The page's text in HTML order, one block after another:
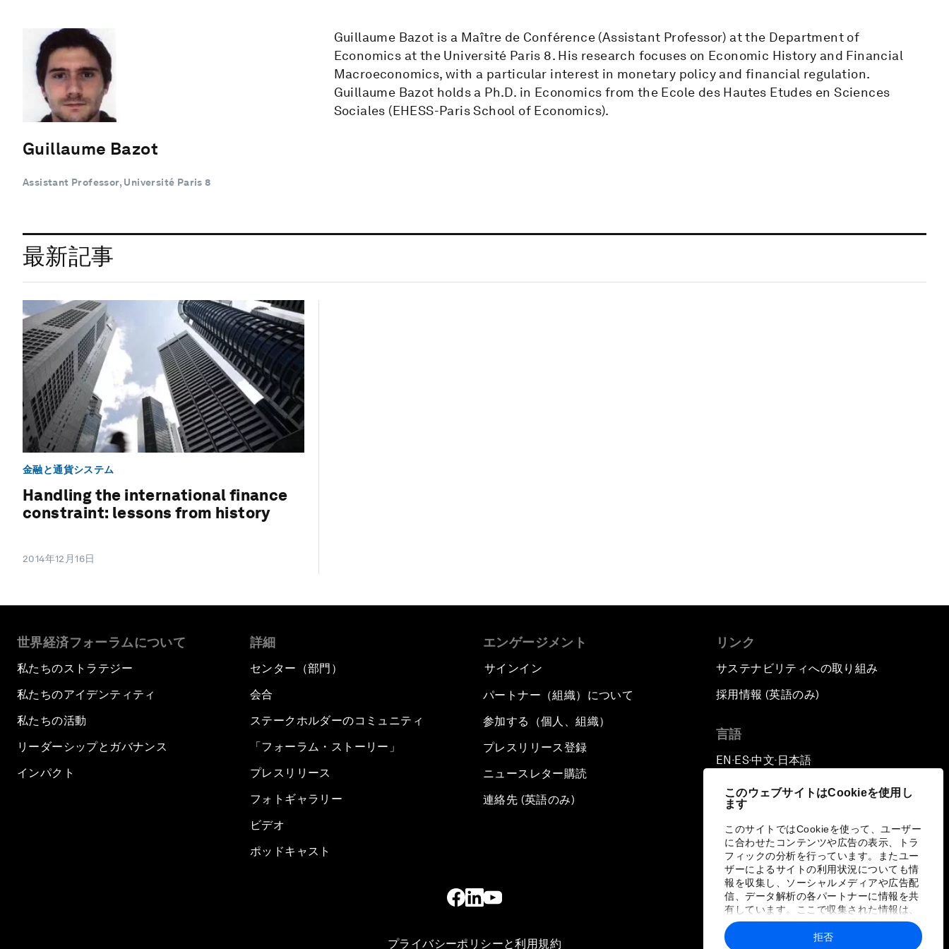
このウェブサイトはCookieを使用し
ます
このサイトではCookieを使って、ユーザー
に合わせたコンテンツや広告の表示、トラ
フィックの分析を行っています。またユー
ザーによるサイトの利用状況についても情
報を収集し、ソーシャルメディアや広告配
信、データ解析の各パートナーに情報を共
有しています。ここで収集された情報は、
ユーザーが各パートナーに提供した他の情
報や各パートナーのサービスを使用した際
拒否
Guillaume Bazot
Assistant Professor, Université Paris 8
Guillaume Bazot is a Maître de Conférence (Assistant Professor) at the Department of
Economics at the Université Paris 8. His research focuses on Economic History and Financial
Macroeconomics, with a particular interest in monetary policy and financial regulation.
Guillaume Bazot holds a Ph.D. in Economics from the Ecole des Hautes Etudes en Sciences
Sociales (EHESS-Paris School of Economics).
最新記事
金融と通貨システム
Handling the international finance
constraint: lessons from history
2014年12月16日
世界経済フォーラムについて
私たちのストラテジー
私たちのアイデンティティ
私たちの活動
リーダーシップとガバナンス
インパクト
詳細
センター（部門）
会合
ステークホルダーのコミュニティ
「フォーラム・ストーリー」
プレスリリース
フォトギャラリー
ビデオ
ポッドキャスト
エンゲージメント
サインイン
パートナー（組織）について
参加する（個人、組織）
プレスリリース登録
ニュースレター購読
連絡先 (英語のみ)
リンク
サステナビリティへの取り組み
採用情報 (英語のみ)
言語
EN ▪ ES▪中文▪ 日本語
プライバシーポリシーと利用規約